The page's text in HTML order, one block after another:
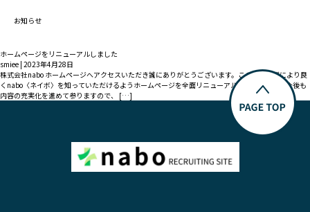
お知らせ
ホームページをリニューアルしました
smiee | 2023年4月28日
株式会社nabo ホームページへアクセスいただき誠にありがとうございます。この度、皆様により良
くnabo〈ネイボ〉を知っていただけるようホームページを全面リニューアルいたしました。今後も
内容の充実化を進めて参りますので、 […]